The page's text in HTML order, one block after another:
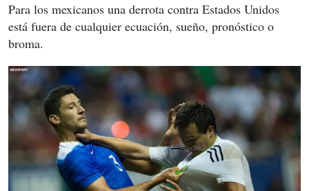
Para los mexicanos una derrota contra Estados Unidos
está fuera de cualquier ecuación, sueño, pronóstico o
broma.